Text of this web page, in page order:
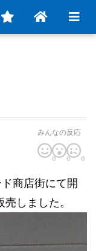
みんなの反応
0 0 0
商店街にて開
しました。